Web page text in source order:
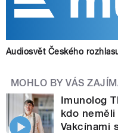
Audiosvět Českého
MOHLO BY VÁS
Imunolog
kdo
Vakcínami